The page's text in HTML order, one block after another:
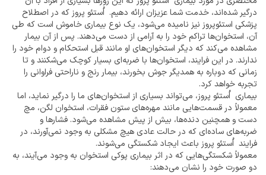
درگیر شده‌اند، خدمت شما عزیزان ارائه دهیم. اُستئو پروز که در اصطلاح
پزشکی استئوپروز نیز نامیده می‌شود، یک نوع بیماری خاموش است که طی
آن، استخوان‌ها تراکم خود را به آرامی از دست می‌دهند. پس از آن بیمار
مشاهده می‌کند که دیگر استخوان‌های او مانند قبل استحکام و دوام خود را
ندارند. در این فرایند، استخوان‌ها با ضربه‌ای بسیار کوچک می‌شکنند و تا
زمانی که دوباره به همدیگر جوش بخورند، بیمار رنج و ناراحتی فراوانی را
تجربه خواهد کرد.
بیماری اُستئو پروز، می‌تواند بسیاری از استخوان‌های ما را درگیر نماید، اما
معمولاً در قسمت‌هایی مانند مهره‌های ستون فقرات، استخوان لگن، مچ
دست و همچنین دنده‌ها، بیش از پیش مشاهده می‌شود. فشارها و
ضربه‌های ساده‌ای که در حالت عادی هیچ مشکلی به وجود نمی‌آورند، در
فرایند اُستئو پروز باعث ایجاد شکستگی می‌شوند.
معمولاً شکستگی‌هایی که در اثر بیماری پوکی استخوان به وجود می‌آیند، به
دو صورت خود را نشان می‌دهند: